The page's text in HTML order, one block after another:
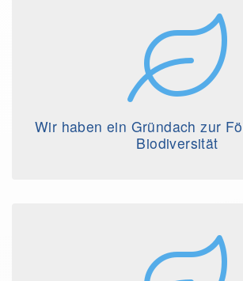
Wir haben ein Gründach zur
Biodiversität